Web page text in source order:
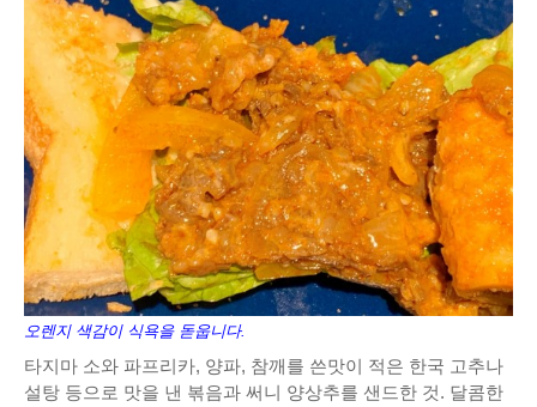
오렌지 색감이 식욕을 돋웁니다.
타지마 소와 파프리카, 양파, 참깨를 쓴맛이 적은 한국 고추나
설탕 등으로 맛을 낸 볶음과 써니 양상추를 샌드한 것. 달콤한